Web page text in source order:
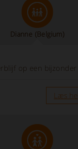
Dianne (Belgium)
op een
Læs